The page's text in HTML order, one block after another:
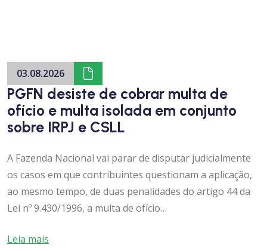
03.08.2026
PGFN desiste de cobrar multa de
ofício e multa isolada em conjunto
sobre IRPJ e CSLL
A Fazenda Nacional vai parar de disputar judicialmente
os casos em que contribuintes questionam a aplicação,
ao mesmo tempo, de duas penalidades do artigo 44 da
Lei nº 9.430/1996, a multa de ofício…
Leia mais